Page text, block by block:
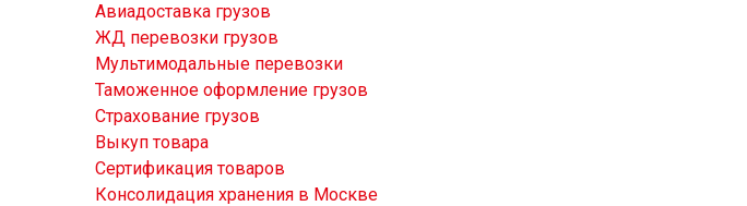
Авиадоставка грузов
ЖД перевозки грузов
Мультимодальные перевозки
Таможенное оформление грузов
Страхование грузов
Выкуп товара
Сертификация товаров
Консолидация хранения в Москве